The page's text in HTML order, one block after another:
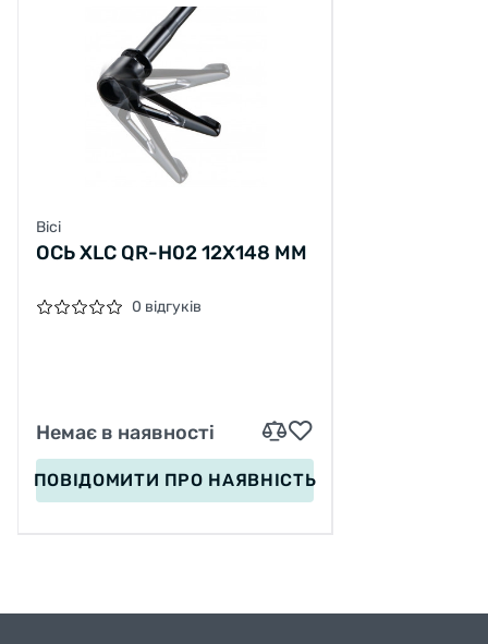
Вісі
ОСЬ XLC QR-H02 12X148 ММ
0 відгуків
Немає в наявності
ПОВІДОМИТИ ПРО НАЯВНІСТЬ